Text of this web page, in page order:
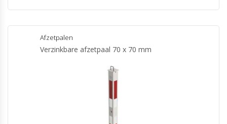
Afzetpalen
Verzinkbare afzetpaal 70 x 70 mm